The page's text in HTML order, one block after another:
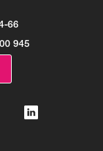
66
945